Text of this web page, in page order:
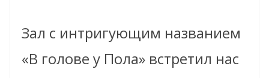
Зал с интригующим названием
«В голове у Пола» встретил нас